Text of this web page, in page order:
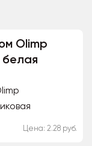
Olimp
Цена: 2.28 руб.